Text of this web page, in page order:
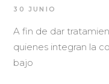
30 JUNIO
A fin de dar
quienes integran la
bajo